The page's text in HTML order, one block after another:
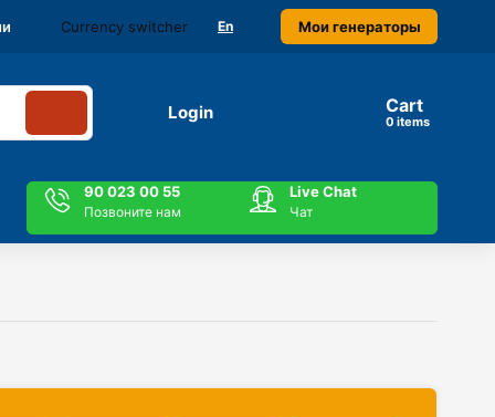
Currency switcher En Мои генераторы
Login Cart
items
90 023 00 55
Позвоните нам
Live Chat
Чат